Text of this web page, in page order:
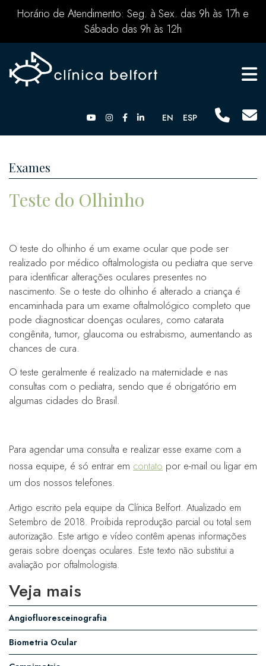
Horário de Atendimento: Seg. à Sex. das 9h às 17h e
Sábado das 9h às 12h
EN ESP
Exames
Teste do Olhinho
Veja mais
Angiofluoresceinografia
Biometria Ocular
O teste do olhinho é um exame ocular que pode ser
realizado por médico oftalmologista ou pediatra que serve
para identificar alterações oculares presentes no
nascimento. Se o teste do olhinho é alterado a criança é
encaminhada para um exame oftalmológico completo que
pode diagnosticar doenças oculares, como catarata
congênita, tumor, glaucoma ou estrabismo, aumentando as
chances de cura.
O teste geralmente é realizado na maternidade e nas
consultas com o pediatra, sendo que é obrigatório em
algumas cidades do Brasil.
Para agendar uma consulta e realizar esse exame com a
nossa equipe, é só entrar em contato por e-mail ou ligar em
um dos nossos telefones.
Artigo escrito pela equipe da Clínica Belfort. Atualizado em
Setembro de 2018. Proibida reprodução parcial ou total sem
autorização. Este artigo e vídeo contêm apenas informações
gerais sobre doenças oculares. Este texto não substitui a
avaliação por oftalmologista.